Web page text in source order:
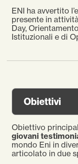
ENI ha avvertito
presente in
Day,
Istituzionali e di
Obiettivi
Obiettivo
giovani
mondo Eni in
articolato in due